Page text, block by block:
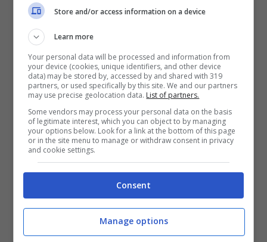
Genesioha voluto anche sottolineare lo
sforzo del Piemonte in queste ultime
settimane, con la consegna alle farmacie
di 625mila dosi di vaccino, di cui già
somministrate 380mila, soprattutto agli
appartenenti alle fasce a rischio.
LaRegioneha acquistato 1,1 milioni di dosi
proprio allo scopo di poter vaccinare più
cittadini possibile, ben oltre il 50% delle
dosi in più rispetto allo scorso anno. E sono
150 mila già le vaccinazioni effettuate in
Store and/or access information on a device
Learn more
Your personal data will be processed and information from
your device (cookies, unique identifiers, and other device
data) may be stored by, accessed by and shared with 319
partners, or used specifically by this site. We and our partners
may use precise geolocation data. List of partners.
Some vendors may process your personal data on the basis
of legitimate interest, which you can object to by managing
your options below. Look for a link at the bottom of this page
or in the site menu to manage or withdraw consent in privacy
and cookie settings.
Consent
Manage options